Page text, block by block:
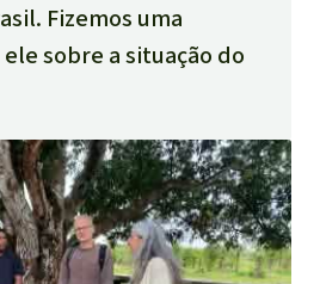
Fizemos uma
sobre a situação do